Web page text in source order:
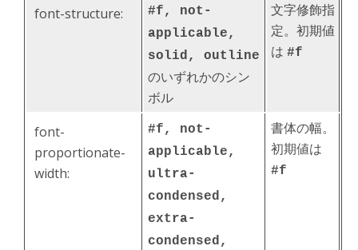
font-structure:
#f, not-
applicable,
solid, outline
のいずれかのシン
ボル
文字修飾指
定。初期値
は #f
font-
proportionate-
width:
#f, not-
applicable,
ultra-
condensed,
extra-
condensed,
書体の幅。
初期値は
#f